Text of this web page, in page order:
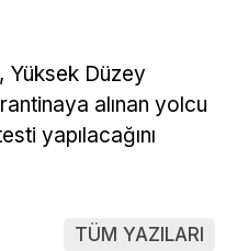
Yüksek Düzey
alınan yolcu
yapılacağını
TÜM YAZILARI